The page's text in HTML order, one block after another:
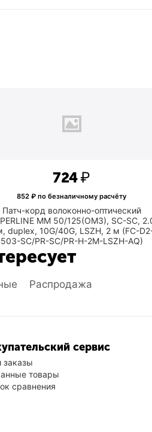
Патч-корд волоконно-оптический
MM 50/125(OM3), SC-SC,
duplex, 10G/40G, LSZH, 2 м (FC-
503-SC/PR-SC/PR-H-2M-LSZH-AQ)
‍724‍₽
852 ₽ по безналичному расчёту
Распродажа
сервис
заказы
товары
сравнения